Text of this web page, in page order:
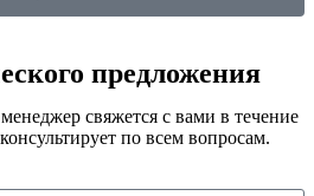
предложения
свяжется с вами в течение
по всем вопросам.